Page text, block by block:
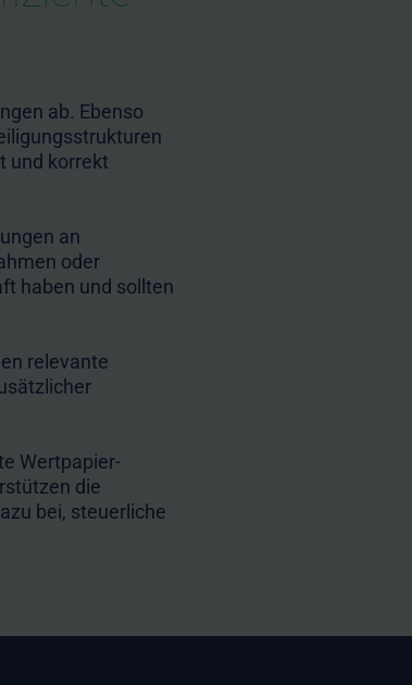
ab. Ebenso
und korrekt
an
oder
haben und sollten
relevante
Wertpapier-
die
bei, steuerliche